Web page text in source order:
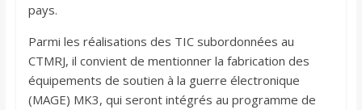
pays.
Parmi les réalisations des TIC subordonnées au
CTMRJ, il convient de mentionner la fabrication des
équipements de soutien à la guerre électronique
(MAGE) MK3, qui seront intégrés au programme de